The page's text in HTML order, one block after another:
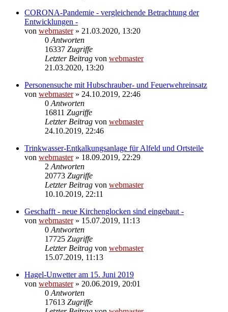
CORONA-Pandemie - vergleichende Betrachtung der
Entwicklungen -
von webmaster» 21.03.2020, 13:20
0 Antworten
16337 Zugriffe
Letzter Beitrag von webmaster
21.03.2020, 13:20
Personensuche mit Hubschrauber- und Feuerwehreinsatz
von webmaster» 24.10.2019, 22:46
0 Antworten
16811 Zugriffe
Letzter Beitrag von webmaster
24.10.2019, 22:46
Trinkwasser-Entkalkungsanlage für Alfeld und Ortsteile
von webmaster» 18.09.2019, 22:29
2 Antworten
20773 Zugriffe
Letzter Beitrag von webmaster
10.10.2019, 22:11
Geschafft - neue Kirchenglocken sind eingebaut -
von webmaster» 15.07.2019, 11:13
0 Antworten
17725 Zugriffe
Letzter Beitrag von webmaster
15.07.2019, 11:13
Hagel-Unwetter am 15. Juni 2019
von webmaster» 20.06.2019, 20:01
0 Antworten
17613 Zugriffe